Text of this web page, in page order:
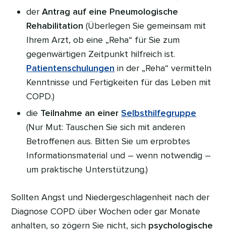
derAntrag auf eine Pneumologische
Rehabilitation (Überlegen Sie gemeinsam mit
Ihrem Arzt, ob eine „Reha“ für Sie zum
gegenwärtigen Zeitpunkt hilfreich ist.
Patientenschulungen in der „Reha“ vermitteln
Kenntnisse und Fertigkeiten für das Leben mit
COPD.)
die Teilnahme an einerSelbsthilfegruppe
(Nur Mut: Tauschen Sie sich mit anderen
Betroffenen aus. Bitten Sie um erprobtes
Informationsmaterial und – wenn notwendig –
um praktische Unterstützung.)
Sollten Angst und Niedergeschlagenheit nach der
Diagnose COPD über Wochen oder gar Monate
anhalten, so zögern Sie nicht, sich psychologische